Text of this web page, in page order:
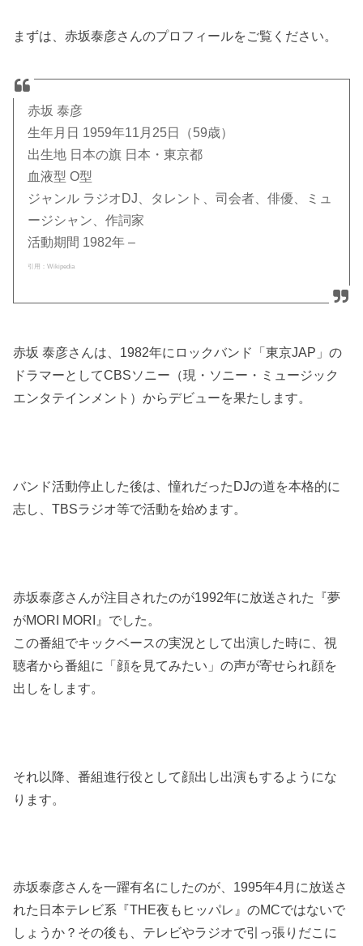
まずは、赤坂泰彦さんのプロフィールをご覧ください。
赤坂 泰彦
生年月日 1959年11月25日（59歳）
出生地 日本の旗 日本・東京都
血液型 O型
ジャンル ラジオDJ、タレント、司会者、俳優、ミュ
ージシャン、作詞家
活動期間 1982年 –
引用：Wikipedia
赤坂 泰彦さんは、1982年にロックバンド「東京JAP」の
ドラマーとしてCBSソニー（現・ソニー・ミュージック
エンタテインメント）からデビューを果たします。
バンド活動停止した後は、憧れだったDJの道を本格的に
志し、TBSラジオ等で活動を始めます。
赤坂泰彦さんが注目されたのが1992年に放送された『夢
がMORI MORI』でした。
この番組でキックベースの実況として出演した時に、視
聴者から番組に「顔を見てみたい」の声が寄せられ顔を
出しをします。
それ以降、番組進行役として顔出し出演もするようにな
ります。
赤坂泰彦さんを一躍有名にしたのが、1995年4月に放送さ
れた日本テレビ系『THE夜もヒッパレ』のMCではないで
しょうか？その後も、テレビやラジオで引っ張りだこに